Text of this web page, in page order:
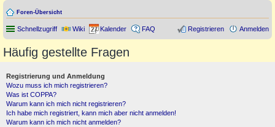
Foren-Übersicht
Schnellzugriff Wiki Kalender FAQ Anmelden
Registrieren
Häufig gestellte Fragen
Registrierung und Anmeldung
Wozu muss ich mich registrieren?
Was ist COPPA?
Warum kann ich mich nicht registrieren?
Ich habe mich registriert, kann mich aber nicht anmelden!
Warum kann ich mich nicht anmelden?